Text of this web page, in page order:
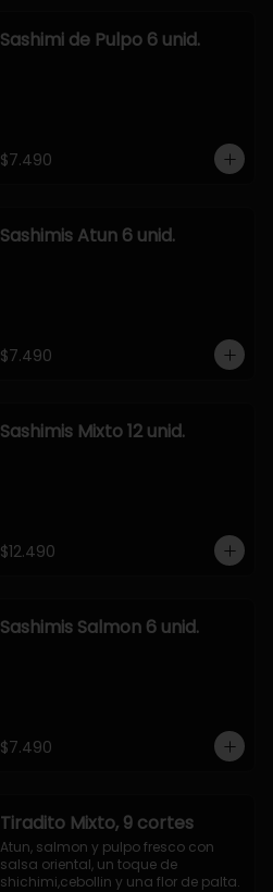
Sashimi de Pulpo 6 unid.
$7.490
Sashimis Atun 6 unid.
$7.490
Sashimis Mixto 12 unid.
$12.490
Sashimis Salmon 6 unid.
$7.490
Tiradito Mixto, 9 cortes
Atun, salmon y pulpo fresco con
salsa oriental, un toque de
shichimi,cebollin y una flor de palta.